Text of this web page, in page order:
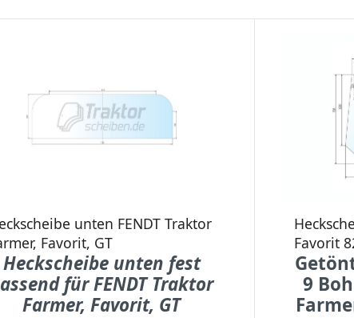
unten FENDT Traktor
Favorit, GT
Heckscheibe unten fest
für FENDT Traktor
Farmer, Favorit, GT
Favorit
9